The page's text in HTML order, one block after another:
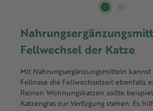
Fellwechsel der Katze
Mit Nahrungsergänzungsmitteln
Fellnase die Fellwechselzeit ebenfalls
Reinen Wohnungskatzen sollte
Katzengras zur Verfügung stehen. Es